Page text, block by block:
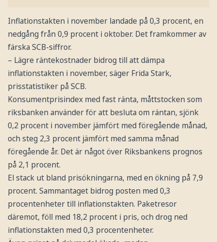
Inflationstakten i november landade på 0,3 procent, en
nedgång från 0,9 procent i oktober. Det framkommer av
färska SCB-siffror.
– Lägre räntekostnader bidrog till att dämpa
inflationstakten i november, säger Frida Stark,
prisstatistiker på SCB.
Konsumentprisindex med fast ränta, måttstocken som
riksbanken använder för att besluta om räntan, sjönk
0,2 procent i november jämfört med föregående månad,
och steg 2,3 procent jämfört med samma månad
föregående år. Det är något över Riksbankens prognos
på 2,1 procent.
El stack ut bland prisökningarna, med en ökning på 7,9
procent. Sammantaget bidrog posten med 0,3
procentenheter till inflationstakten. Paketresor
däremot, föll med 18,2 procent i pris, och drog ned
inflationstakten med 0,3 procentenheter.